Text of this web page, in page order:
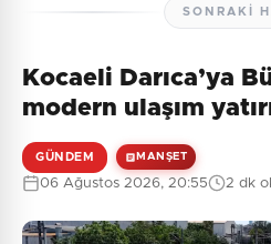
SONRAKI
Kocaeli Darıca’ya
modern ulaşım
GÜNDEM MANŞET
06 Ağustos 2026, 20:55 2 dk